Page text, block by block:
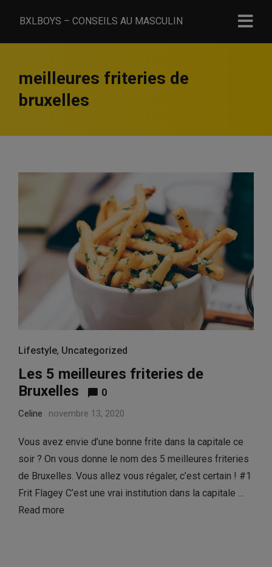
BXLBOYS – CONSEILS AU MASCULIN
meilleures friteries de
bruxelles
Lifestyle, Uncategorized
Les 5 meilleures friteries de
Bruxelles
0
Celine novembre 13, 2020
Vous avez envie d’une bonne frite dans la capitale ce
soir ? On vous donne le nom des 5 meilleures friteries
de Bruxelles. Vous allez vous régaler, c’est certain ! #1
Frit Flagey C’est une vrai institution dans la capitale …
Read more